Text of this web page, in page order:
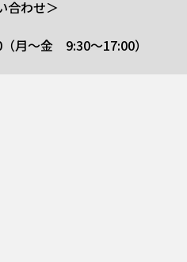
合わせ＞
月～金 9:30～17:00）